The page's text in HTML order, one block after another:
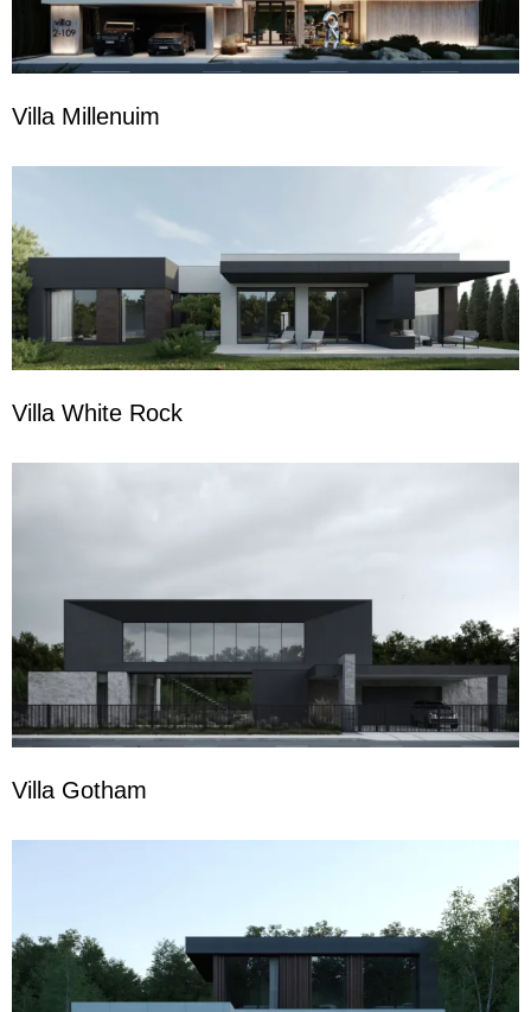
Villa Millenuim
Villa White Rock
Villa Gotham